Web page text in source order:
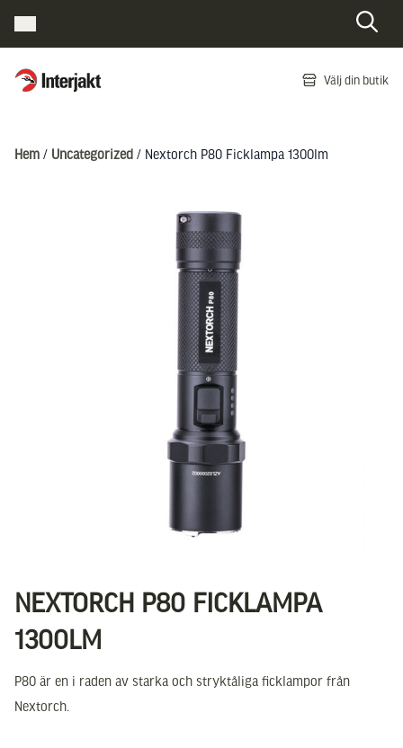
Interjakt SE Välj din butik
Hem / Uncategorized / Nextorch P80 Ficklampa 1300lm
NEXTORCH P80 FICKLAMPA
1300LM
P80 är en i raden av starka och stryktåliga ficklampor från
Nextorch.